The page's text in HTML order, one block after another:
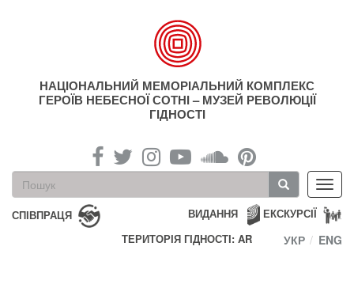
НАЦІОНАЛЬНИЙ МЕМОРІАЛЬНИЙ КОМПЛЕКС
ГЕРОЇВ НЕБЕСНОЇ СОТНІ – МУЗЕЙ РЕВОЛЮЦІЇ
ГІДНОСТІ
Пошукова
форма
Пошук
СПІВПРАЦЯ ЕКСКУРСІЇ
ВИДАННЯ
ТЕРИТОРІЯ ГІДНОСТІ: AR
УКР ENG